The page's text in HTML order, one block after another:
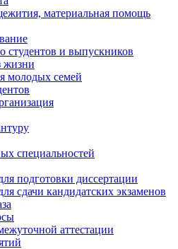
материальная помощь
студентов и выпускников
жизни
молодых семей
специальностей
подготовки диссертации
сдачи кандидатских экзаменов
аттестации